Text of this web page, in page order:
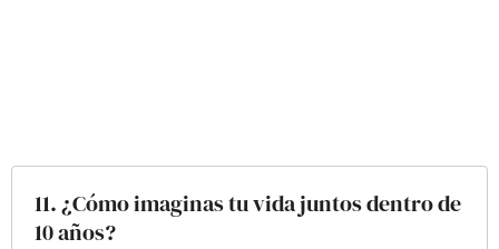
11. ¿Cómo imaginas tu vida juntos dentro de
10 años?